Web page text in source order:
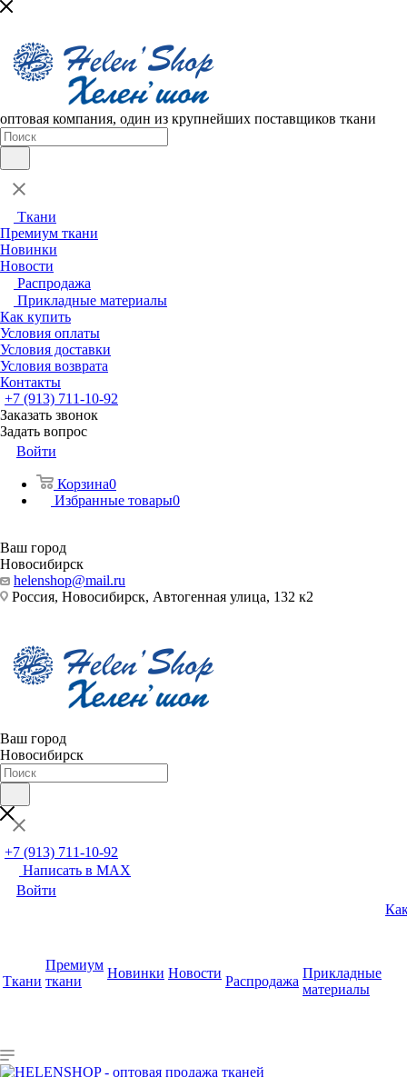
оптовая компания, один из крупнейших поставщиков ткани
Ткани
Премиум ткани
Новинки
Новости
Распродажа
Прикладные материалы
Как купить
Условия оплаты
Условия доставки
Условия возврата
Контакты
+7 (913) 711-10-92
Заказать звонок
Задать вопрос
Войти
Корзина0
Избранные товары0
Ваш город
Новосибирск
helenshop@mail.ru
Россия, Новосибирск, Автогенная улица, 132 к2
Ваш город
Новосибирск
+7 (913) 711-10-92
Написать в MAX
Войти
Ткани
Премиум
ткани
Новинки Новости
Распродажа
Прикладные
материалы